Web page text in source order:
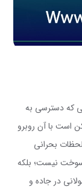
که دسترسی به
است با آن روبرو
بحرانی
نیست؛ بلکه
در جاده و